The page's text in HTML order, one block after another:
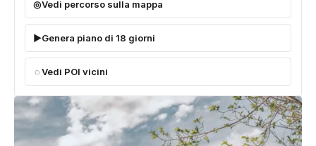
Vedi percorso sulla mappa
Genera piano di 18 giorni
Vedi POI vicini